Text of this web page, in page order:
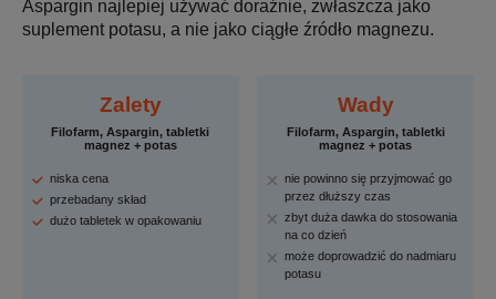
Aspargin najlepiej używać doraźnie, zwłaszcza jako
suplement potasu, a nie jako ciągłe źródło magnezu.
Zalety
Filofarm, Aspargin, tabletki
magnez + potas
niska cena
przebadany skład
dużo tabletek w opakowaniu
Wady
Filofarm, Aspargin, tabletki
magnez + potas
nie powinno się przyjmować go
przez dłuższy czas
zbyt duża dawka do stosowania
na co dzień
może doprowadzić do nadmiaru
potasu